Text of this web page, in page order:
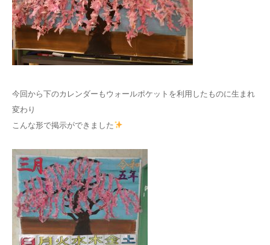
今回から下のカレンダーもウォールポケットを利用したものに生まれ
変わり
こんな形で掲示ができました